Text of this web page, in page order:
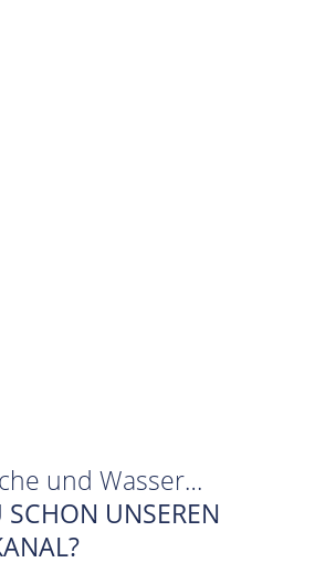
und Wasser…
UNSEREN